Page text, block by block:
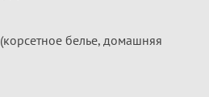
(корсетное белье, домашняя